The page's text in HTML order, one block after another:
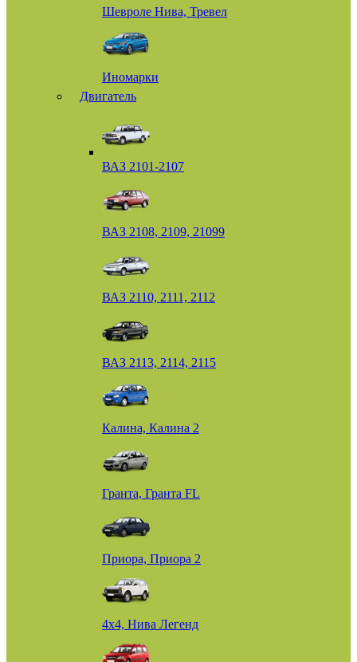
Шевроле Нива, Тревел
Иномарки
Двигатель
ВАЗ 2101-2107
ВАЗ 2108, 2109, 21099
ВАЗ 2110, 2111, 2112
ВАЗ 2113, 2114, 2115
Калина, Калина 2
Гранта, Гранта FL
Приора, Приора 2
4х4, Нива Легенд